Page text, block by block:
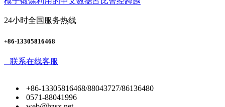
24小时全国服务热线
+86-13305816468
联系在线客服
+86-13305816468/88043727/86136480
0571-88041996